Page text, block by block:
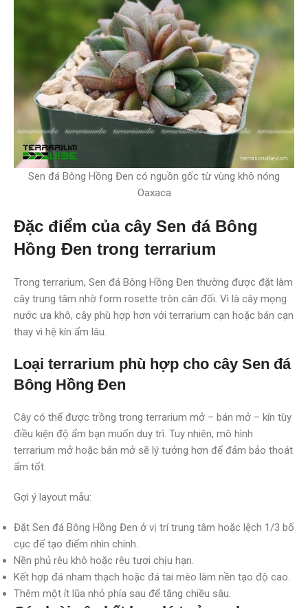
Sen đá Bông Hồng Đen có nguồn gốc từ vùng khô nóng
Oaxaca
Đặc điểm của cây Sen đá Bông
Hồng Đen trong terrarium
Trong terrarium, Sen đá Bông Hồng Đen thường được đặt làm
cây trung tâm nhờ form rosette tròn cân đối. Vì là cây mọng
nước ưa khô, cây phù hợp hơn với terrarium cạn hoặc bán cạn
thay vì hệ kín ẩm lâu.
Loại terrarium phù hợp cho cây Sen đá
Bông Hồng Đen
Cây có thể được trồng trong terrarium mở – bán mở – kín tùy
điều kiện độ ẩm bạn muốn duy trì. Tuy nhiên, mô hình
terrarium mở hoặc bán mở sẽ lý tưởng hơn để đảm bảo thoát
ẩm tốt.
Gợi ý layout mẫu:
Đặt Sen đá Bông Hồng Đen ở vị trí trung tâm hoặc lệch 1/3 bố
cục để tạo điểm nhìn chính.
Nền phủ rêu khô hoặc rêu tươi chịu hạn.
Kết hợp đá nham thạch hoặc đá tai mèo làm nền tạo độ cao.
Thêm một ít lũa nhỏ phía sau để tăng chiều sâu.